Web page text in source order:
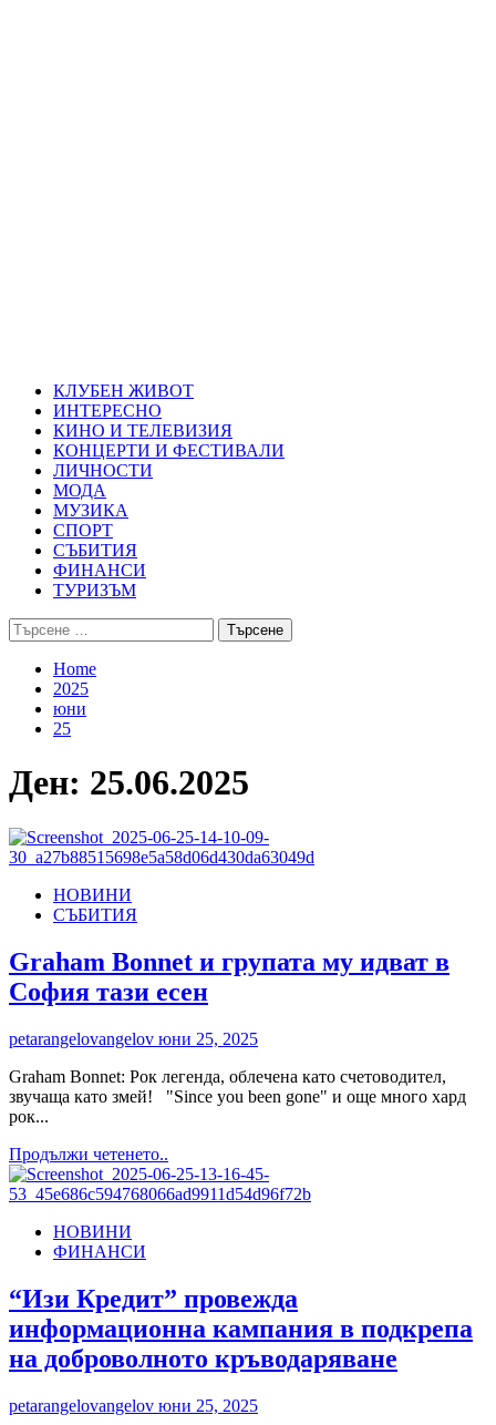
КЛУБЕН ЖИВОТ
ИНТЕРЕСНО
КИНО И ТЕЛЕВИЗИЯ
КОНЦЕРТИ И ФЕСТИВАЛИ
ЛИЧНОСТИ
МОДА
МУЗИКА
СПОРТ
СЪБИТИЯ
ФИНАНСИ
ТУРИЗЪМ
Търсене
за:
Home
2025
юни
25
Ден: 25.06.2025
НОВИНИ
СЪБИТИЯ
Graham Bonnet и групата му идват в
София тази есен
petarangelovangelov юни 25, 2025
Graham Bonnet: Рок легенда, облечена като счетоводител,
звучаща като змей! "Since you been gone" и още много хард
рок...
Продължи четенето..
more
about
му
идват
в
София
тази
НОВИНИ
ФИНАНСИ
“Изи Кредит” провежда
информационна кампания в подкрепа
на доброволното кръводаряване
petarangelovangelov юни 25, 2025